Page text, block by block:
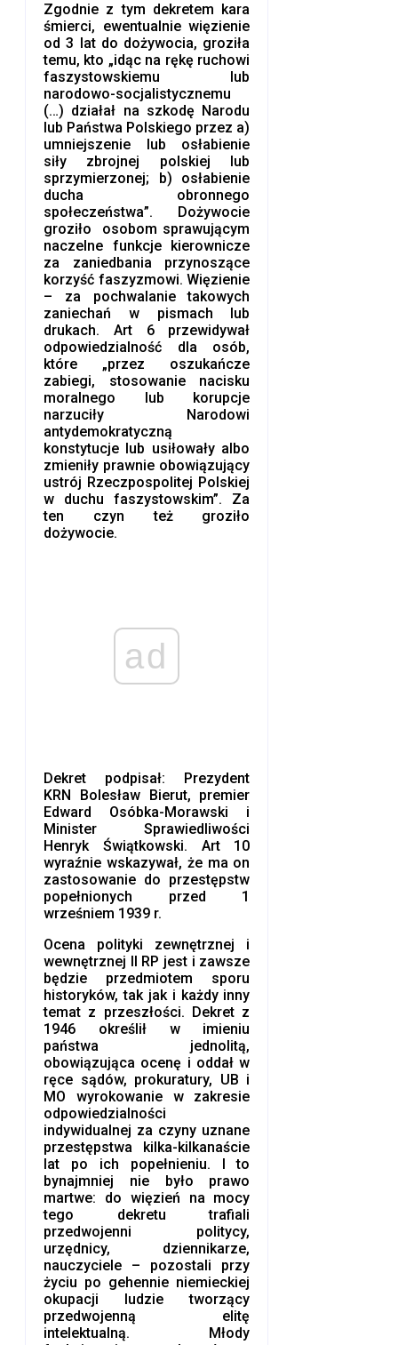
Zgodnie z tym dekretem kara
śmierci, ewentualnie więzienie
od 3 lat do dożywocia, groziła
temu, kto „idąc na rękę ruchowi
faszystowskiemu lub
narodowo-socjalistycznemu
(…) działał na szkodę Narodu
lub Państwa Polskiego przez a)
umniejszenie lub osłabienie
siły zbrojnej polskiej lub
sprzymierzonej; b) osłabienie
ducha obronnego
społeczeństwa”. Dożywocie
groziło osobom sprawującym
naczelne funkcje kierownicze
za zaniedbania przynoszące
korzyść faszyzmowi. Więzienie
– za pochwalanie takowych
zaniechań w pismach lub
drukach. Art 6 przewidywał
odpowiedzialność dla osób,
które „przez oszukańcze
zabiegi, stosowanie nacisku
moralnego lub korupcje
narzuciły Narodowi
antydemokratyczną
konstytucje lub usiłowały albo
zmieniły prawnie obowiązujący
ustrój Rzeczpospolitej Polskiej
w duchu faszystowskim”. Za
ten czyn też groziło
dożywocie.
ad
Dekret podpisał: Prezydent
KRN Bolesław Bierut, premier
Edward Osóbka-Morawski i
Minister Sprawiedliwości
Henryk Świątkowski. Art 10
wyraźnie wskazywał, że ma on
zastosowanie do przestępstw
popełnionych przed 1
wrześniem 1939 r.
Ocena polityki zewnętrznej i
wewnętrznej II RP jest i zawsze
będzie przedmiotem sporu
historyków, tak jak i każdy inny
temat z przeszłości. Dekret z
1946 określił w imieniu
państwa jednolitą,
obowiązująca ocenę i oddał w
ręce sądów, prokuratury, UB i
MO wyrokowanie w zakresie
odpowiedzialności
indywidualnej za czyny uznane
przestępstwa kilka-kilkanaście
lat po ich popełnieniu. I to
bynajmniej nie było prawo
martwe: do więzień na mocy
tego dekretu trafiali
przedwojenni politycy,
urzędnicy, dziennikarze,
nauczyciele – pozostali przy
życiu po gehennie niemieckiej
okupacji ludzie tworzący
przedwojenną elitę
intelektualną. Młody